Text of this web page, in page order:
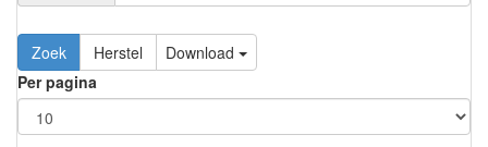
Download
Per pagina